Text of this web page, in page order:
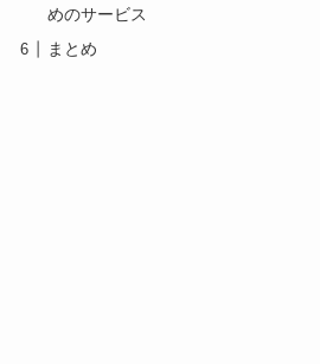
めのサービス
まとめ